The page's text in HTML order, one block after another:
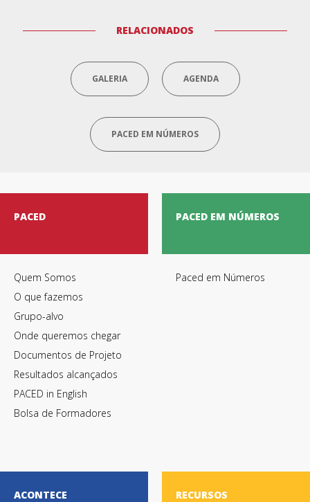
RELACIONADOS
GALERIA AGENDA
PACED EM NÚMEROS
PACED
Quem Somos
O que fazemos
Grupo-alvo
Onde queremos chegar
Documentos de Projeto
Resultados alcançados
PACED in English
Bolsa de Formadores
PACED EM NÚMEROS
Paced em Números
ACONTECE RECURSOS